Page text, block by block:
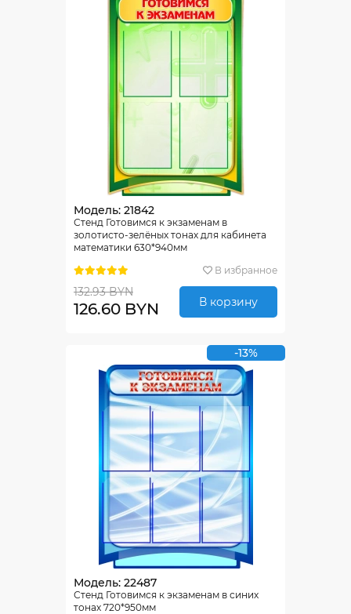
Модель: 21842
Стенд Готовимся к экзаменам в
золотисто-зелёных тонах для кабинета
математики 630*940мм
В избранное
132.93 BYN
126.60 BYN В корзину
-13%
Модель: 22487
Стенд Готовимся к экзаменам в синих
тонах 720*950мм